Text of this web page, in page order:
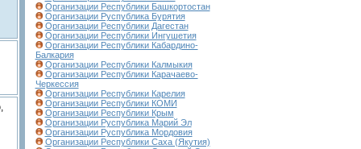
Организации Республики Башкортостан
Организации Руспублика Бурятия
Организации Республики Дагестан
Организации Республики Ингушетия
Организации Республики Кабардино-
Балкария
Организации Республики Калмыкия
Организации Республики Карачаево-
Черкессия
Организации Республики Карелия
Организации Республики КОМИ
Организации Республики Крым
Организации Руспублика Марий Эл
Организации Руспублика Мордовия
Организации Республики Саха (Якутия)